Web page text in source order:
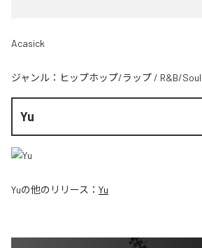
Acasick
ジャンル： ヒップホップ/ラップ / R&B/Soul
Yu
Yuの他のリリース： Yu